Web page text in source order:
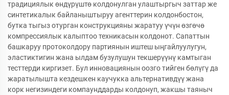
традициялык өндүрүштө колдонулган улаштыргыч заттар же
синтетикалык байланыштыруу агенттерин колдонбостон,
бутка тыгыз отурган конструкцияны жаратуу үчүн өзгөчө
компрессиялык калыптоо техникасын колдонот. Сапаттын
башкаруу протоколдору партиянын иштеш ыңгайлуулугун,
эластиктигин жана ылдам бузулушун текшерүүнү камтыган
тесттерди киргизет. Бул инновациянын оозго тийген бөлүгү да
жаратылышта кездешкен каучукка альтернативдүү жана
корк негизиндеги компаунддарды колдонуп, жакшы таяныч